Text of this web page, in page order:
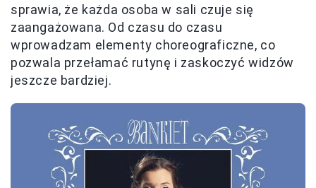
sprawia, że każda osoba w sali czuje się
zaangażowana. Od czasu do czasu
wprowadzam elementy choreograficzne, co
pozwala przełamać rutynę i zaskoczyć widzów
jeszcze bardziej.